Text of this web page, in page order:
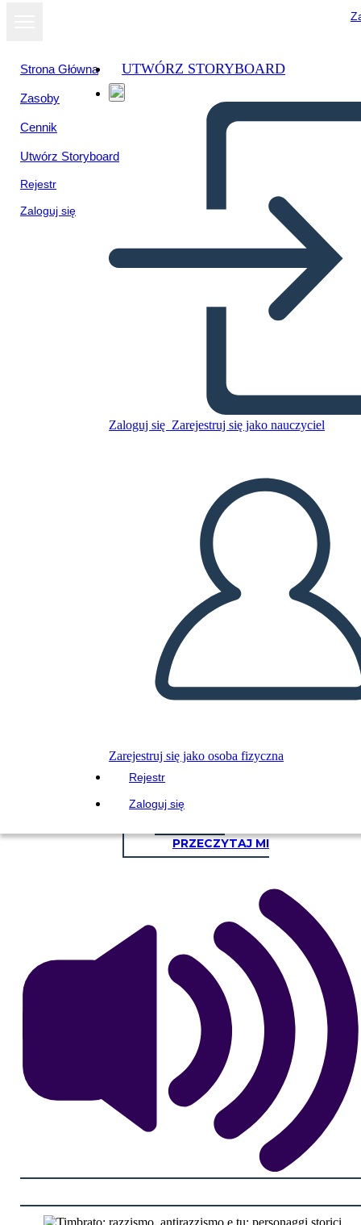
Strona Główna
Zasoby
Cennik
Utwórz Storyboard
Rejestr
Zaloguj się
UTWÓRZ STORYBOARD
Zaloguj się Zarejestruj się jako nauczyciel
Zarejestruj się jako osoba fizyczna
Rejestr
Zaloguj się
Timbrato: razzismo,
antirazzismo e tu: personaggi
storici
STWÓRZ SCENORYS
ODTWARZANIE POKAZU SLAJDÓW
PRZECZYTAJ MI